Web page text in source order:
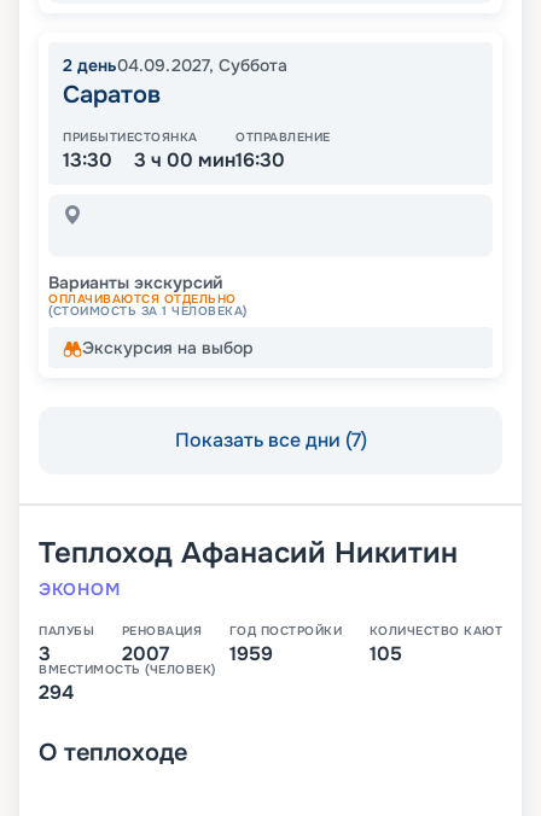
2 день04.09.2027, Суббота
Саратов
ПРИБЫТИЕ
13:30
СТОЯНКА
3 ч 00 мин
ОТПРАВЛЕНИЕ
16:30
Варианты экскурсий
ОПЛАЧИВАЮТСЯ ОТДЕЛЬНО
(СТОИМОСТЬ ЗА 1 ЧЕЛОВЕКА)
Экскурсия на выбор
Показать все дни (7)
Теплоход Афанасий Никитин
ЭКОНОМ
ПАЛУБЫ
3
РЕНОВАЦИЯ
2007
ГОД ПОСТРОЙКИ
1959
КОЛИЧЕСТВО КАЮТ
105
ВМЕСТИМОСТЬ (ЧЕЛОВЕК)
294
О теплоходе